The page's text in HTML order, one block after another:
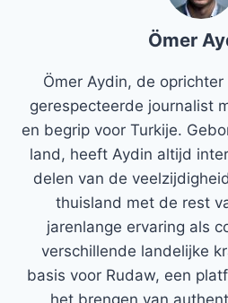
Ömer
Ömer Aydin, de
gerespecteerde journalist
en begrip voor Turkije.
land, heeft Aydin altijd
delen van de
thuisland met de rest
jarenlange ervaring als
verschillende landelijke
basis voor Rudaw, een